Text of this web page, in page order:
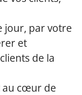
jour, par votre
et
de la
au cœur de